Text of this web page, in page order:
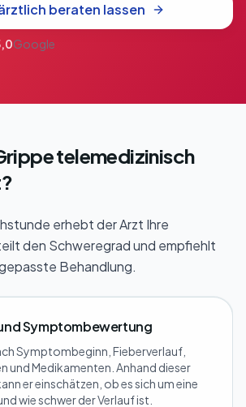
beraten lassen
Google
telemedizinisch
erhebt der Arzt Ihre
den Schweregrad und empfiehlt
Behandlung.
Symptombewertung
Symptombeginn, Fieberverlauf,
und Medikamenten. Anhand dieser
er einschätzen, ob es sich um eine
wie schwer der Verlauf ist.